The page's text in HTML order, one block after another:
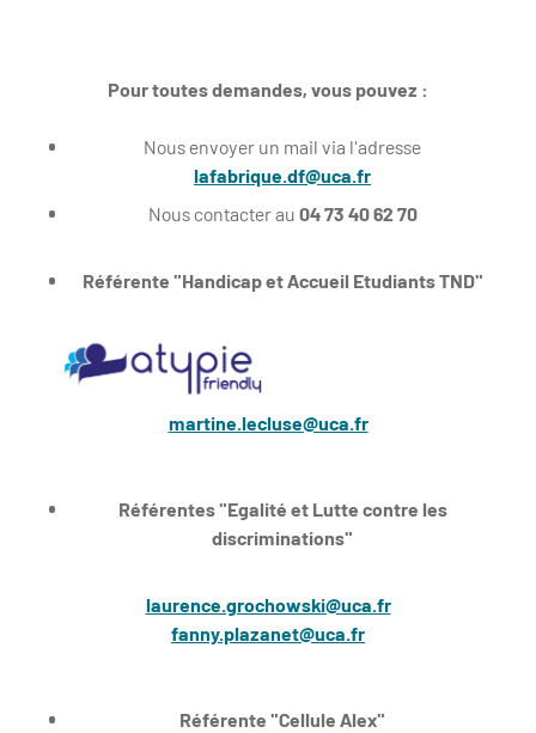
Pour toutes demandes, vous pouvez :
Nous envoyer un mail via l'adresse
lafabrique.df@uca.fr
Nous contacter au 04 73 40 62 70
Référente "Handicap et Accueil Etudiants TND"
martine.lecluse@uca.fr
Référentes "Egalité et Lutte contre les
discriminations"
laurence.grochowski@uca.fr
fanny.plazanet@uca.fr
Référente "Cellule Alex"